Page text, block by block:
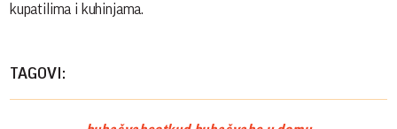
kupatilima i kuhinjama.
TAGOVI: